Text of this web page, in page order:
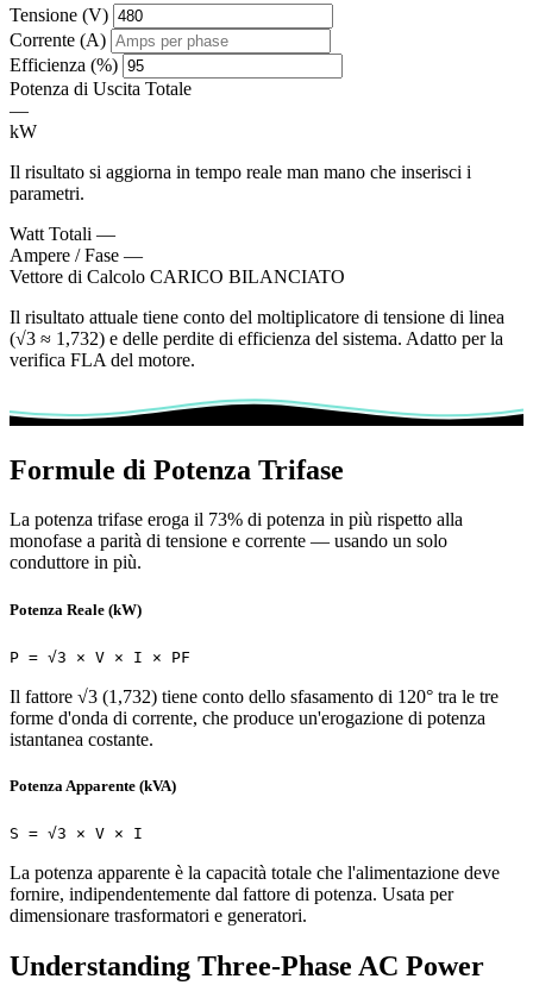
Tensione (V)
Corrente (A)
Efficienza (%)
Potenza di Uscita Totale
—
kW
Il risultato si aggiorna in tempo reale man mano che inserisci i
parametri.
Watt Totali —
Ampere / Fase —
Vettore di Calcolo CARICO BILANCIATO
Il risultato attuale tiene conto del moltiplicatore di tensione di linea
(√3 ≈ 1,732) e delle perdite di efficienza del sistema. Adatto per la
verifica FLA del motore.
Formule di Potenza Trifase
La potenza trifase eroga il 73% di potenza in più rispetto alla
monofase a parità di tensione e corrente — usando un solo
conduttore in più.
Potenza Reale (kW)
P = √3 × V × I × PF
Il fattore √3 (1,732) tiene conto dello sfasamento di 120° tra le tre
forme d'onda di corrente, che produce un'erogazione di potenza
istantanea costante.
Potenza Apparente (kVA)
S = √3 × V × I
La potenza apparente è la capacità totale che l'alimentazione deve
fornire, indipendentemente dal fattore di potenza. Usata per
dimensionare trasformatori e generatori.
Understanding Three-Phase AC Power